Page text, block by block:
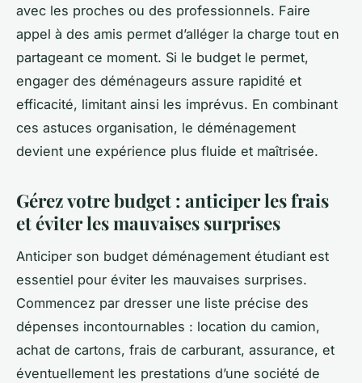
avec les proches ou des professionnels. Faire
appel à des amis permet d’alléger la charge tout en
partageant ce moment. Si le budget le permet,
engager des déménageurs assure rapidité et
efficacité, limitant ainsi les imprévus. En combinant
ces astuces organisation, le déménagement
devient une expérience plus fluide et maîtrisée.
Gérez votre budget : anticiper les frais
et éviter les mauvaises surprises
Anticiper son budget déménagement étudiant est
essentiel pour éviter les mauvaises surprises.
Commencez par dresser une liste précise des
dépenses incontournables : location du camion,
achat de cartons, frais de carburant, assurance, et
éventuellement les prestations d’une société de